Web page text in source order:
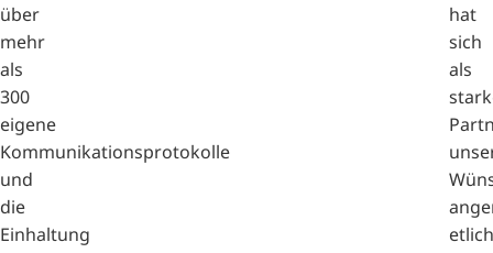
über
mehr
als
300
eigene
Kommunikationsprotokolle
und
die
Einhaltung
hat
sich
als